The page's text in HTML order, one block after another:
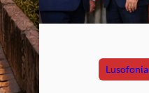
Lusofonia